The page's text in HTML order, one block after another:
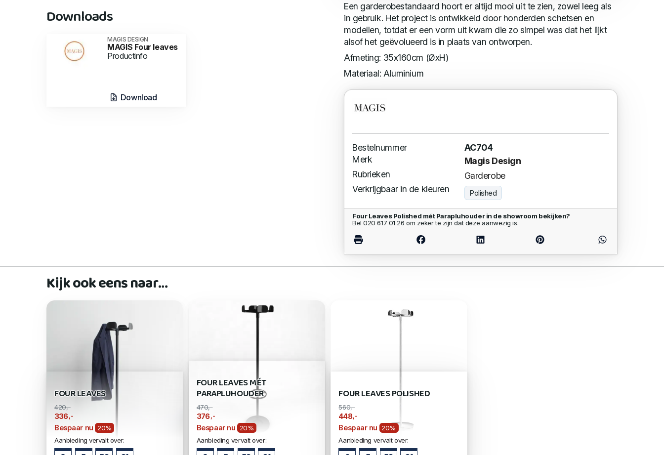
Downloads
MAGIS DESIGN
MAGIS Four leaves
Productinfo
Download
Een garderobestandaard hoort er altijd mooi uit te zien, zowel leeg als
in gebruik. Het project is ontwikkeld door honderden schetsen en
modellen, totdat er een vorm uit kwam die zo simpel was dat het lijkt
alsof het geëvolueerd is in plaats van ontworpen.
Afmeting: 35x160cm (ØxH)
Materiaal: Aluminium
Bestelnummer
AC704
Merk
Magis Design
Rubrieken
Garderobe
Verkrijgbaar in de kleuren
Polished
Four Leaves Polished mét Parapluhouder in de showroom bekijken?
Bel 020 617 01 26 om zeker te zijn dat deze aanwezig is.
Kijk ook eens naar…
FOUR LEAVES
420,-
336 ,-
Bespaar nu 20%
Aanbieding vervalt over:
FOUR LEAVES MÉT
PARAPLUHOUDER
470,-
376 ,-
Bespaar nu
20%
Aanbieding vervalt over:
FOUR LEAVES POLISHED
560,-
448 ,-
Bespaar nu
20%
Aanbieding vervalt over: